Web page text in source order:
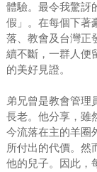
體驗。最令我驚訝
假」。在每個下著
落、教會及台灣正
續不斷，一群人便
的美好見證。
弟兄曾是教會管理
長老。他分享，雖
今流落在主的羊圈
所付出的代價。然
他的兒子。因此，